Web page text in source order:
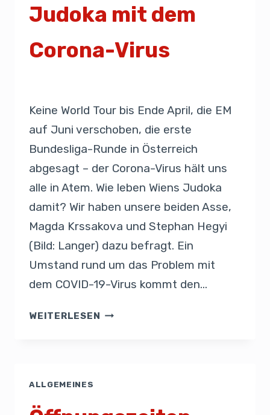
Judoka mit dem
Corona-Virus
Keine World Tour bis Ende April, die EM
auf Juni verschoben, die erste
Bundesliga-Runde in Österreich
abgesagt – der Corona-Virus hält uns
alle in Atem. Wie leben Wiens Judoka
damit? Wir haben unsere beiden Asse,
Magda Krssakova und Stephan Hegyi
(Bild: Langer) dazu befragt. Ein
Umstand rund um das Problem mit
dem COVID-19-Virus kommt den…
WEITERLESEN
ALLGEMEINES